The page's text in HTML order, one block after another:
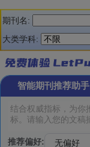
期刊名:
大类学科:
智能期刊推荐助手
推荐偏好: